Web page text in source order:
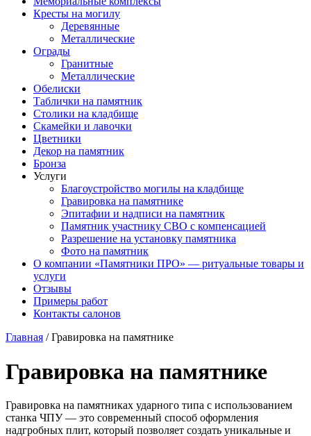
Кресты на могилу
Деревянные
Металлические
Ограды
Гранитные
Металлические
Обелиски
Таблички на памятник
Столики на кладбище
Скамейки и лавочки
Цветники
Декор на памятник
Бронза
Услуги
Благоустройство могилы на кладбище
Гравировка на памятнике
Эпитафии и надписи на памятник
Памятник участнику СВО с компенсацией
Разрешение на установку памятника
Фото на памятник
О компании «Памятники ПРО» — ритуальные товары и
услуги
Отзывы
Примеры работ
Контакты салонов
Главная /Гравировка на памятнике
Гравировка на памятнике
Гравировка на памятниках ударного типа с использованием
станка ЧПУ — это современный способ оформления
надгробных плит, который позволяет создать уникальные и